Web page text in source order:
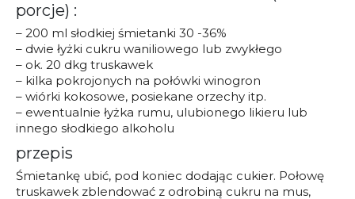
porcje) :
– 200 ml słodkiej śmietanki 30 -36%
– dwie łyżki cukru waniliowego lub zwykłego
– ok. 20 dkg truskawek
– kilka pokrojonych na połówki winogron
– wiórki kokosowe, posiekane orzechy itp.
– ewentualnie łyżka rumu, ulubionego likieru lub
innego słodkiego alkoholu
przepis
Śmietankę ubić, pod koniec dodając cukier. Połowę
truskawek zblendować z odrobiną cukru na mus,